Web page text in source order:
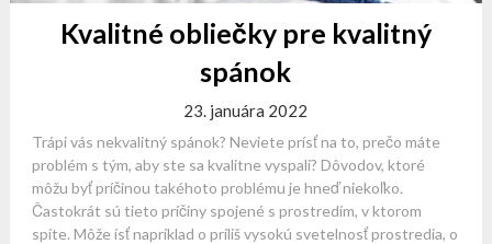
Kvalitné obliečky pre kvalitný
spánok
23. januára 2022
Trápi vás nekvalitný spánok? Neviete prísť na to, prečo máte
problém s tým, aby ste sa kvalitne vyspali? Dôvodov, ktoré
môžu byť príčinou takéhoto problému je hneď niekoľko.
Častokrát sú tieto príčiny spojené s prostredím, v ktorom
spíte. Môže ísť napríklad o príliš vysokú svetelnosť prostredia, o